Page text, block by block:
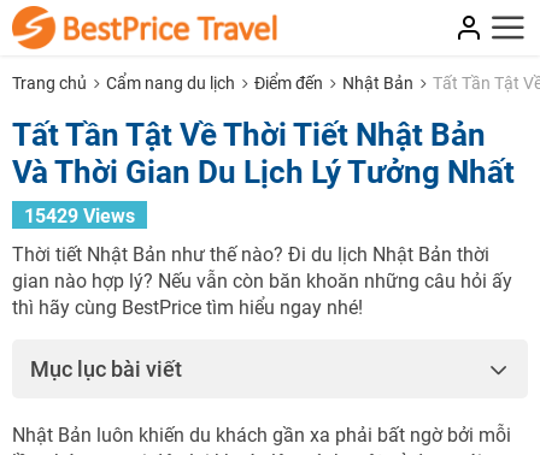
Trang chủ Cẩm nang du lịch Điểm đến Nhật Bản Tất Tần Tật
Tất Tần Tật Về Thời Tiết Nhật Bản
Và Thời Gian Du Lịch Lý Tưởng Nhất
15429 Views
Thời tiết Nhật Bản như thế nào? Đi du lịch Nhật Bản thời
gian nào hợp lý? Nếu vẫn còn băn khoăn những câu hỏi ấy
thì hãy cùng BestPrice tìm hiểu ngay nhé!
Mục lục bài viết
Nhật Bản luôn khiến du khách gần xa phải bất ngờ bởi mỗi